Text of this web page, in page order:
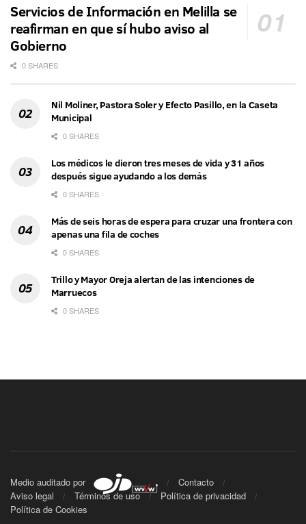
Servicios de Información en Melilla se
reafirman en que sí hubo aviso al
Gobierno
0 SHARES
Nil Moliner, Pastora Soler y Efecto Pasillo, en la Caseta
Municipal
0 SHARES
Los médicos le dieron tres meses de vida y 31 años
después sigue ayudando a los demás
0 SHARES
Más de seis horas de espera para cruzar una frontera con
apenas una fila de coches
0 SHARES
Trillo y Mayor Oreja alertan de las intenciones de
Marruecos
0 SHARES
Medio auditado por
Contacto
Aviso legal
Términos de uso
Política de privacidad
Política de Cookies